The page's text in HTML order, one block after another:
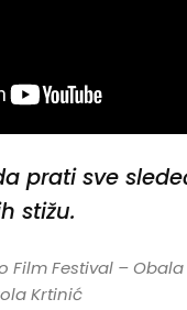
prati sve
stižu.
Film Festival –
Krtinić